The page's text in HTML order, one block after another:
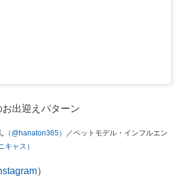
出迎えパターン
（@hanaton365）
／ペットモデル・インフルエン
キャス）
）